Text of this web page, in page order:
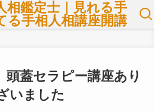
相鑑定士｜見れる手
る手相人相講座開講
蓋セラピー講座あり
いました